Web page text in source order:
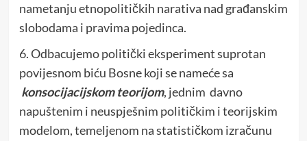
nametanju etnopolitičkih narativa nad građanskim
slobodama i pravima pojedinca.
6. Odbacujemo politički eksperiment suprotan
povijesnom biću Bosne koji se nameće sa
konsocijacijskom teorijom, jednim davno
napuštenim i neuspješnim političkim i teorijskim
modelom, temeljenom na statističkom izračunu